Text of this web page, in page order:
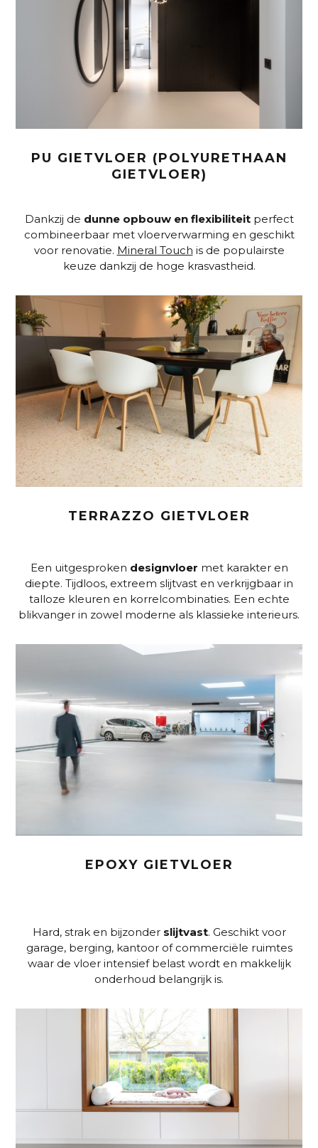
PU GIETVLOER (POLYURETHAAN
GIETVLOER)
Dankzij de dunne opbouw en flexibiliteitperfect
combineerbaar met vloerverwarming en geschikt
voor renovatie. Mineral Touch is de populairste
keuze dankzij de hoge krasvastheid.
TERRAZZO GIETVLOER
Een uitgesproken designvloer met karakter en
diepte. Tijdloos, extreem slijtvast en verkrijgbaar in
talloze kleuren en korrelcombinaties. Een echte
blikvanger in zowel moderne als klassieke interieurs.
EPOXY GIETVLOER
Hard, strak en bijzonder slijtvast. Geschikt voor
garage, berging, kantoor of commerciële ruimtes
waar de vloer intensief belast wordt en makkelijk
onderhoud belangrijk is.